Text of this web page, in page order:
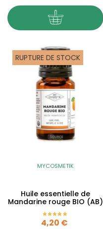
RUPTURE DE STOCK
MYCOSMETIK
Huile essentielle de
Mandarine rouge BIO (AB)
Prix
4,20 €